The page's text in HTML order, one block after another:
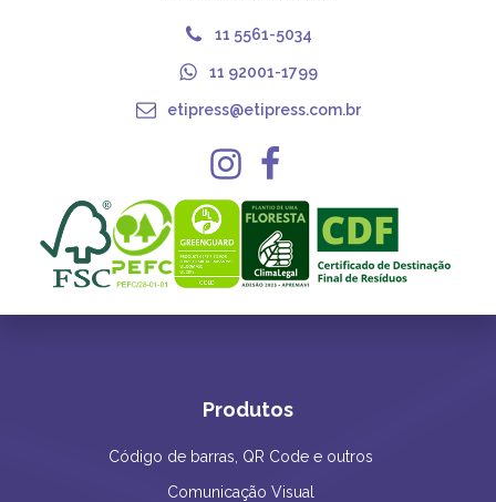
11 5561-5034
11 92001-1799
etipress@etipress.com.br
Produtos
Código de barras, QR Code e outros
Comunicação Visual